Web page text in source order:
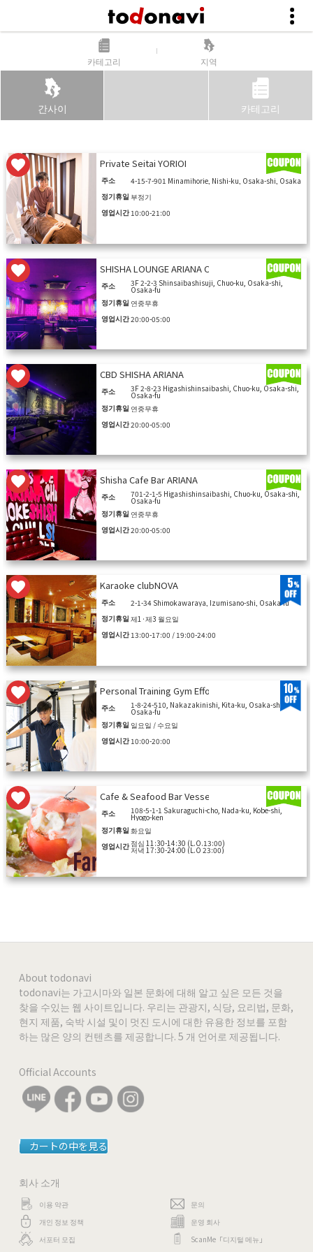
간사이 카테고리
Private Seitai YORIOI
주소
4-15-7-901 Minamihorie, Nishi-ku, Osaka-shi, Osaka
정기휴일 부정기
영업시간 10:00-21:00
SHISHA LOUNGE ARIANA OSAKA
주소 3F 2-2-3 Shinsaibashisuji, Chuo-ku, Osaka-shi,
Osaka-fu
정기휴일 연중무휴
영업시간20:00-05:00
CBD SHISHA ARIANA
주소 3F 2-8-23 Higashishinsaibashi, Chuo-ku, Osaka-shi,
Osaka-fu
정기휴일 연중무휴
영업시간20:00-05:00
Shisha Cafe Bar ARIANA
주소 701-2-1-5 Higashishinsaibashi, Chuo-ku, Osaka-shi,
Osaka-fu
정기휴일 연중무휴
영업시간20:00-05:00
5
Karaoke clubNOVA
주소
2-1-34 Shimokawaraya, Izumisano-shi, Osaka-fu
정기휴일 제1·제3 월요일
영업시간 13:00-17:00 / 19:00-24:00
10
Personal Training Gym Effort
주소 1-8-24-510, Nakazakinishi, Kita-ku, Osaka-shi,
Osaka-fu
정기휴일 일요일 / 수요일
영업시간 10:00-20:00
Cafe & Seafood Bar Vessel
주소 108-5-1-1 Sakuraguchi-cho, Nada-ku, Kobe-shi,
Hyogo-ken
정기휴일 화요일
영업시간 점심 11:30-14:30 (L.O.13:00)
저녁 17:30-24:00 (L.O 23:00)
카테고리 지역
About todonavi
todonavi는 가고시마와 일본 문화에 대해 알고 싶은 모든 것을
찾을 수있는 웹 사이트입니다. 우리는 관광지, 식당, 요리법, 문화,
현지 제품, 숙박 시설 및이 멋진 도시에 대한 유용한 정보를 포함
하는 많은 양의 컨텐츠를 제공합니다. 5 개 언어로 제공됩니다.
Official Accounts
カートの中を見る
회사 소개
이용 약관
개인 정보 정책
서포터 모집
문의
운영 회사
ScanMe「디지털 메뉴」